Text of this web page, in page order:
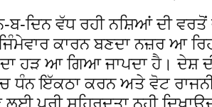
ਬ-ਦਿਨ ਵੱਧ ਰਹੀ ਨਸ਼ਿਆਂ ਦੀ ਵਰਤੋਂ
ਕਾਰਨ ਬਣਦਾ ਨਜ਼ਰ ਆ
ਹੜ ਆ ਗਿਆ ਜਾਪਦਾ ਹੈ। ਦੇਸ਼
ਧੰਨ ਇੱਕਠਾ ਕਰਨ ਅਤੇ ਵੋਟ